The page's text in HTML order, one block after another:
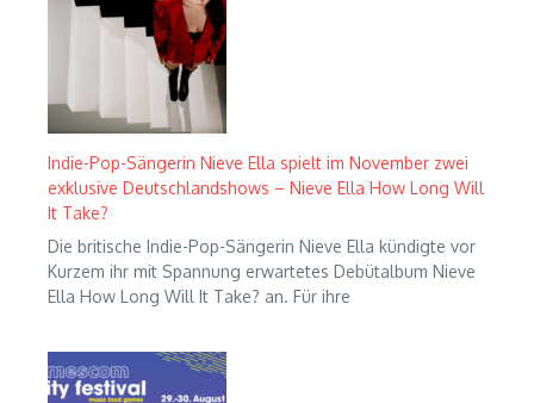
Indie-Pop-Sängerin Nieve Ella spielt im November zwei
exklusive Deutschlandshows – Nieve Ella How Long Will
It Take?
Die britische Indie-Pop-Sängerin Nieve Ella kündigte vor
Kurzem ihr mit Spannung erwartetes Debütalbum Nieve
Ella How Long Will It Take? an. Für ihre